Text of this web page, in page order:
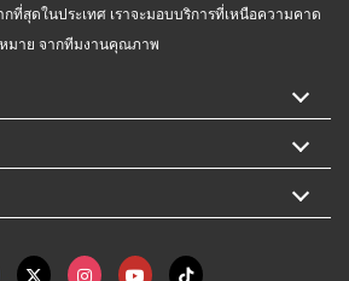
ที่สุดในประเทศ เราจะมอบบริการที่เหนือความคาด
หมาย จากทีมงานคุณภาพ